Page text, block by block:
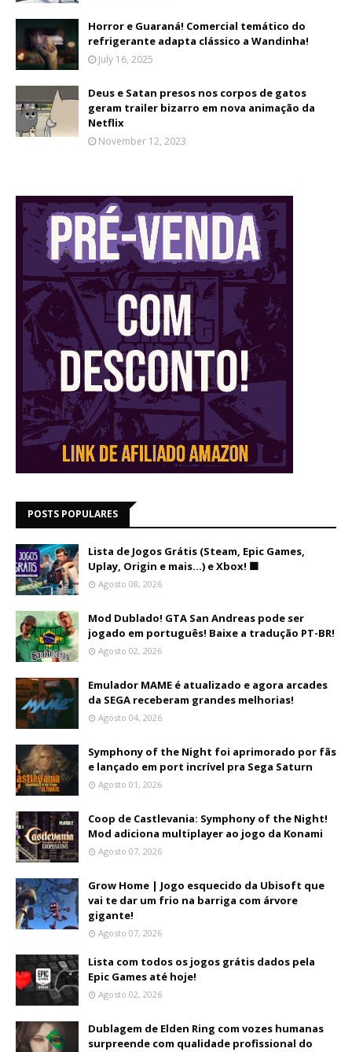
Horror e Guaraná! Comercial temático do
refrigerante adapta clássico a Wandinha!
July 16, 2025
Deus e Satan presos nos corpos de gatos
geram trailer bizarro em nova animação da
Netflix
November 12, 2023
POSTS POPULARES
Lista de Jogos Grátis (Steam, Epic Games,
Uplay, Origin e mais...) e Xbox! 🟩
Agosto 08, 2026
Mod Dublado! GTA San Andreas pode ser
jogado em português! Baixe a tradução PT-BR!
Agosto 02, 2026
Emulador MAME é atualizado e agora arcades
da SEGA receberam grandes melhorias!
Agosto 04, 2026
Symphony of the Night foi aprimorado por fãs
e lançado em port incrível pra Sega Saturn
Agosto 01, 2026
Coop de Castlevania: Symphony of the Night!
Mod adiciona multiplayer ao jogo da Konami
Agosto 07, 2026
Grow Home | Jogo esquecido da Ubisoft que
vai te dar um frio na barriga com árvore
gigante!
Agosto 07, 2026
Lista com todos os jogos grátis dados pela
Epic Games até hoje!
Agosto 02, 2026
Dublagem de Elden Ring com vozes humanas
surpreende com qualidade profissional do